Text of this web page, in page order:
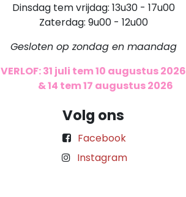
Dinsdag tem vrijdag: 13u30 - 17u00
Zaterdag: 9u00 - 12u00
Gesloten op zondag en maandag
VERLOF: 31 juli tem 10 augustus 2026
& 14 tem 17 augustus 2026
Volg ons
Facebook
Instagram